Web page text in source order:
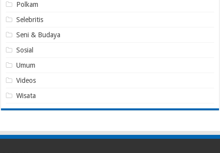
Polkam
Selebritis
Seni & Budaya
Sosial
Umum
Videos
Wisata